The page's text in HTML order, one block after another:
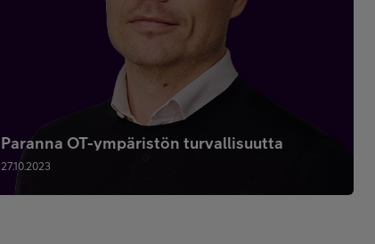
Paranna OT-ympäristön turvallisuutta
27.10.2023